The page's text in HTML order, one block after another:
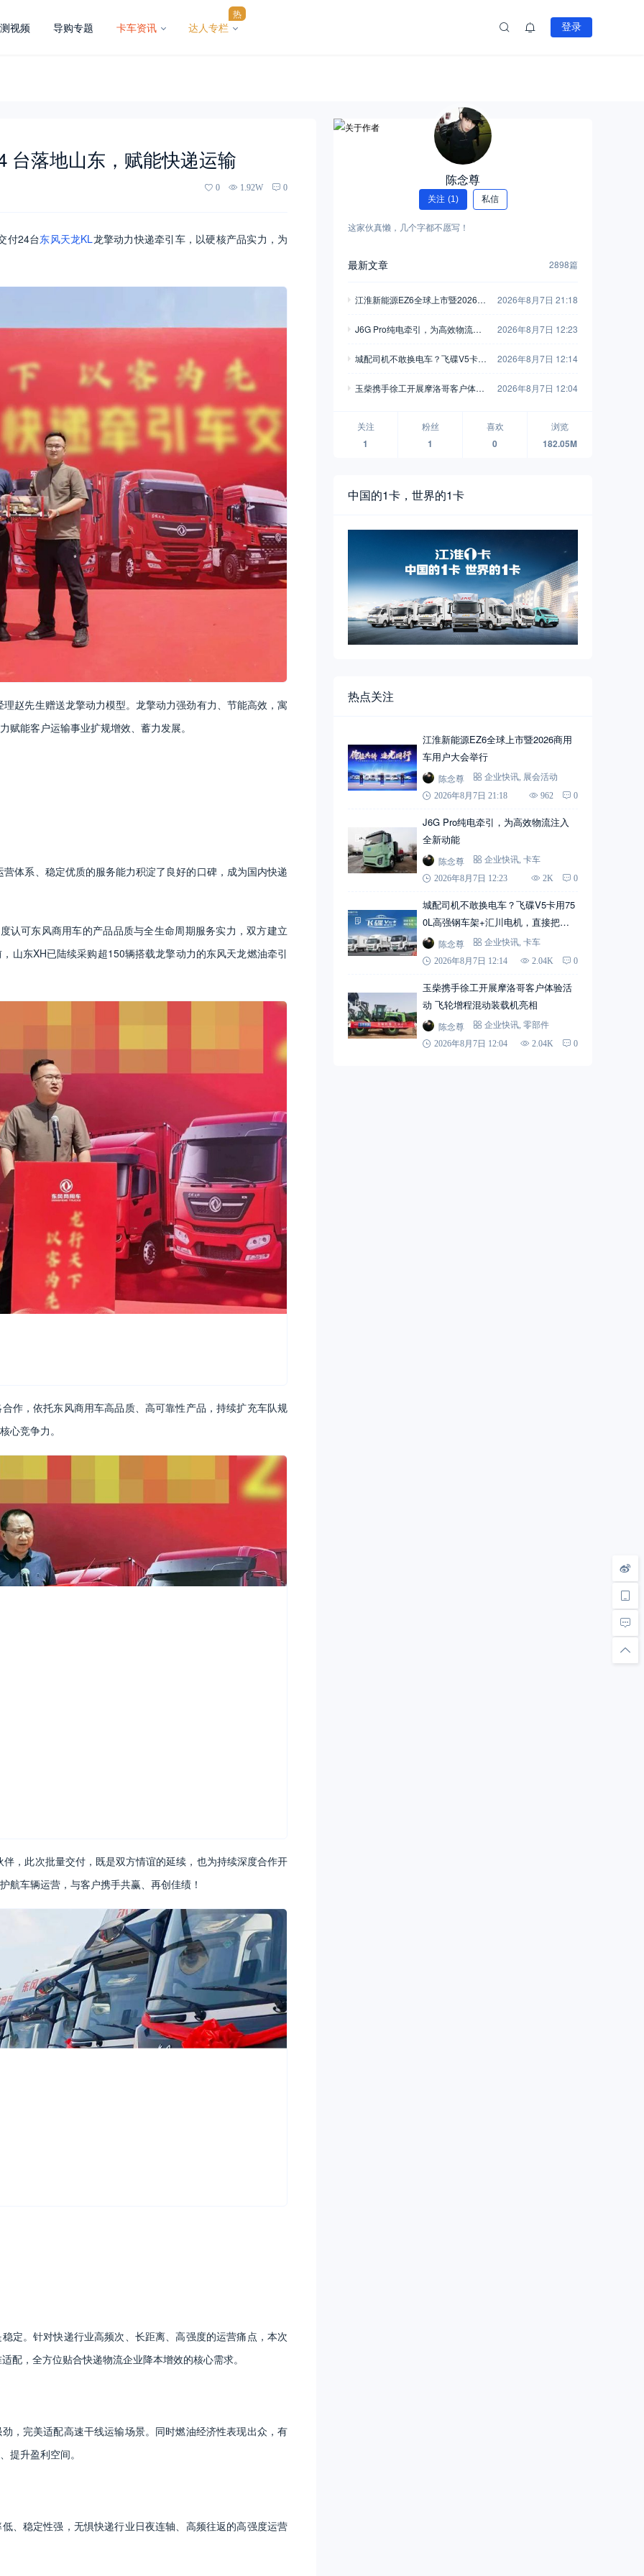
视频 导购专题 卡车资讯 达人专栏
热
登录
台落地山东，赋能快递运输
0 1.92W 0
付24台东风天龙KL龙擎动力快递牵引车，以硬核产品实力，为
赵先生赠送龙擎动力模型。龙擎动力强劲有力、节能高效，寓
能客户运输事业扩规增效、蓄力发展。
体系、稳定优质的服务能力积淀了良好的口碑，成为国内快递
认可东风商用车的产品品质与全生命周期服务实力，双方建立
山东XH已陆续采购超150辆搭载龙擎动力的东风天龙燃油牵引
作，依托东风商用车高品质、高可靠性产品，持续扩充车队规
心竞争力。
，此次批量交付，既是双方情谊的延续，也为持续深度合作开
航车辆运营，与客户携手共赢、再创佳绩！
定。针对快递行业高频次、长距离、高强度的运营痛点，本次
配，全方位贴合快递物流企业降本增效的核心需求。
，完美适配高速干线运输场景。同时燃油经济性表现出众，有
提升盈利空间。
、稳定性强，无惧快递行业日夜连轴、高频往返的高强度运营
陈念尊
关注 (1) 私信
这家伙真懒，几个字都不愿写！
最新文章 2898篇
江淮新能源EZ6全球上市暨2026商
2026年8月7日 21:18
J6G Pro纯电牵引，为高效物流注
2026年8月7日 12:23
城配司机不敢换电车？飞碟V5卡用
把信心拉满
2026年8月7日 12:14
玉柴携手徐工开展摩洛哥客户体验
2026年8月7日 12:04
关注
1
粉丝
1
喜欢
0
浏览
182.05M
中国的1卡，世界的1卡
热点关注
江淮新能源EZ6全球上市暨2026商用
车用户大会举行
陈念尊 企业快讯
展会活动
2026年8月7日 21:18
962 0
J6G Pro纯电牵引，为高效物流注入
全新动能
陈念尊 企业快讯 卡车
2026年8月7日 12:23
2K 0
城配司机不敢换电车？飞碟V5卡用75
0L高强钢车架+汇川电机，直接把信
心拉满陈念尊 企业快讯 卡车
2026年8月7日 12:14
2.04K 0
玉柴携手徐工开展摩洛哥客户体验活
动 飞轮增程混动装载机亮相
陈念尊 企业快讯 零部件
2026年8月7日 12:04
2.04K 0